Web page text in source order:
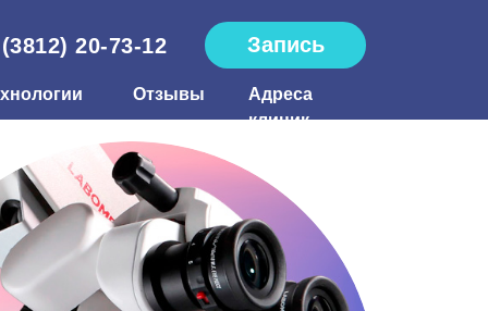
20-73-12 Запись
Отзывы
Адреса
клиник